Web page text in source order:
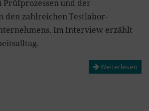
Prüfprozessen und der
den zahlreichen Testlabor-
Im Interview erzählt
Weiterlesen